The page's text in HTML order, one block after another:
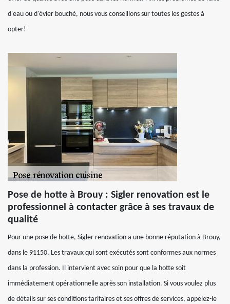
d'eau ou d'évier bouché, nous vous conseillons sur toutes les gestes à
opter!
Pose de hotte à Brouy : Sigler renovation est le
professionnel à contacter grâce à ses travaux de
qualité
Pour une pose de hotte, Sigler renovation a une bonne réputation à Brouy,
dans le 91150. Les travaux qui sont exécutés sont conformes aux normes
dans la profession. Il intervient avec soin pour que la hotte soit
immédiatement opérationnelle après son installation. Si vous voulez plus
de détails sur ses conditions tarifaires et ses offres de services, appelez-le